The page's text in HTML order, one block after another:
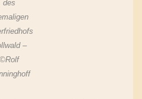
des
–
©Rolf